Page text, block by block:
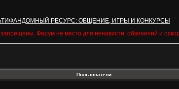
РЕСУРС: ОБЩЕНИЕ, ИГРЫ И КОНКУРСЫ
Форум не место для ненависти, обвинений и
Пользователи